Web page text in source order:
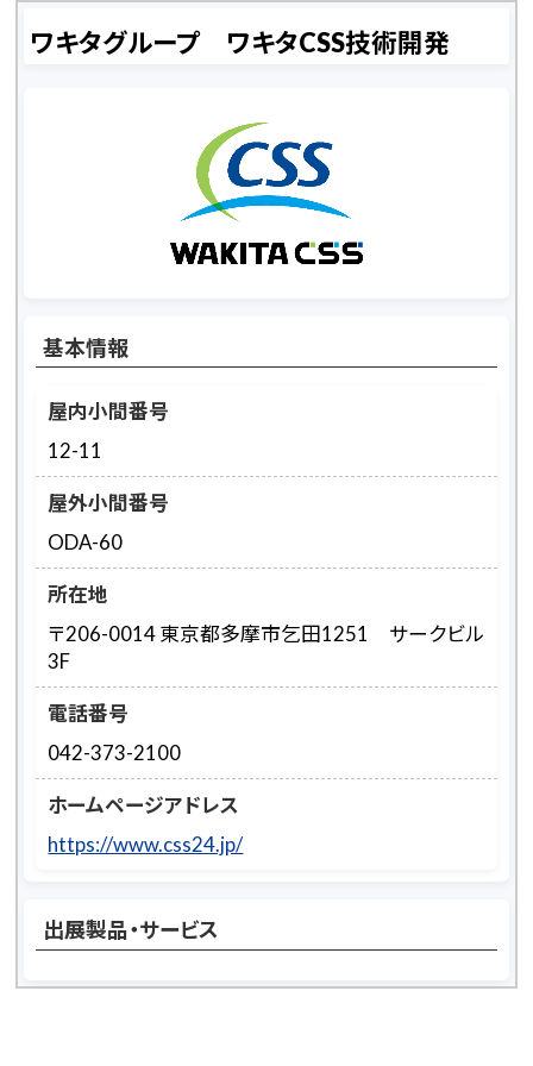
ワキタグループ ワキタCSS技術開発
基本情報
屋内小間番号
12-11
屋外小間番号
ODA-60
所在地
〒206-0014 東京都多摩市乞田1251 サークビル
3F
電話番号
042-373-2100
ホームページアドレス
https://www.css24.jp/
出展製品・サービス